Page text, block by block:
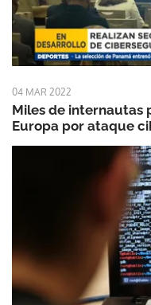
04 MAR 2022
Miles de internautas
Europa por ataque